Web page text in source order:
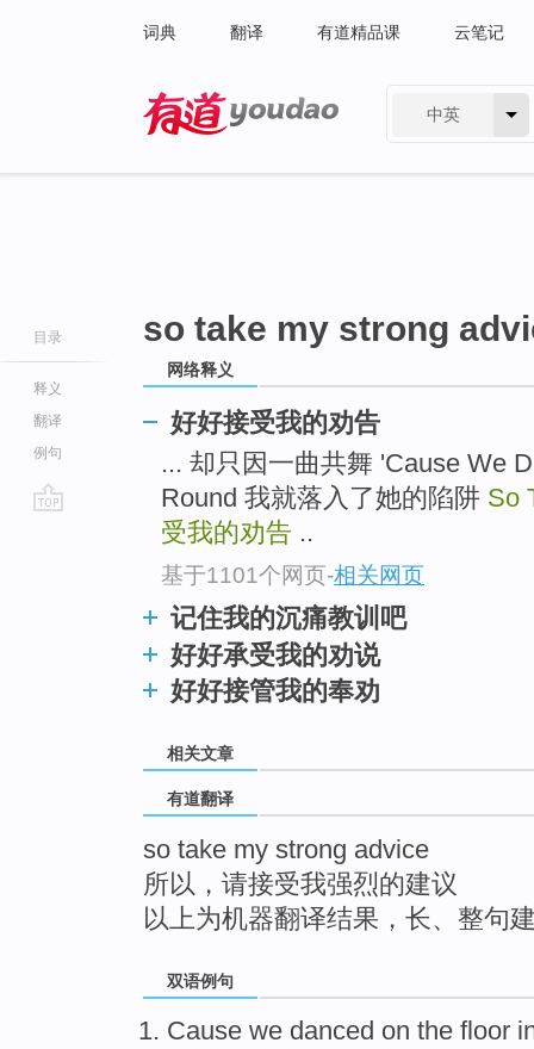
词典 翻译 有道精品课 云笔记
中英
目录
释义
翻译
例句
so take my strong
网络释义
好好接受我的劝告
... 却只因一曲共舞 'Cause We
Round 我就落入了她的陷阱 So
受我的劝告 ..
基于1101个网页-相关网页
记住我的沉痛教训吧
好好承受我的劝说
好好接管我的奉劝
相关文章
有道翻译
so take my strong advice
所以，请接受我强烈的建议
以上为机器翻译结果，长、整句
双语例句
Cause we danced on the floor